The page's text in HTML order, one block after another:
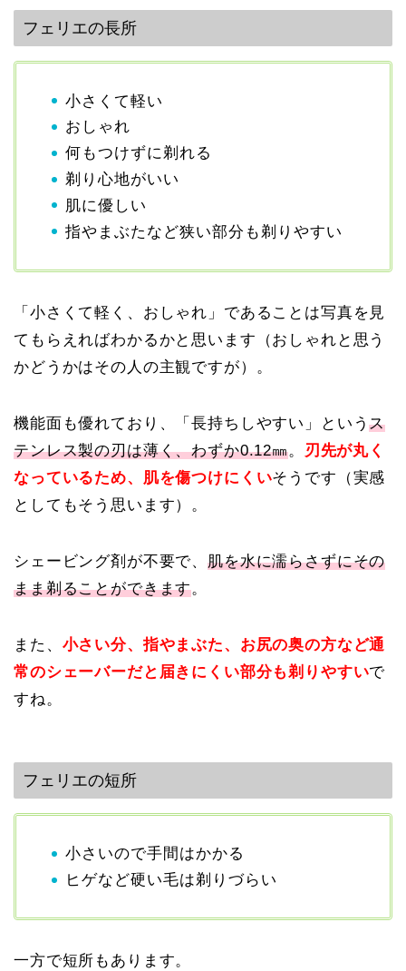
フェリエの長所
小さくて軽い
おしゃれ
何もつけずに剃れる
剃り心地がいい
肌に優しい
指やまぶたなど狭い部分も剃りやすい
「小さくて軽く、おしゃれ」であることは写真を見
てもらえればわかるかと思います（おしゃれと思う
かどうかはその人の主観ですが）。
機能面も優れており、「長持ちしやすい」というス
テンレス製の刃は薄く、わずか0.12㎜。
刃先が丸く
なっているため、肌を傷つけにくいそうです（実感
としてもそう思います）。
シェービング剤が不要で、肌を水に濡らさずにその
まま剃ることができます。
また、 小さい分、指やまぶた、お尻の奥の方など通
常のシェーバーだと届きにくい部分も剃りやすいで
すね。
フェリエの短所
小さいので手間はかかる
ヒゲなど硬い毛は剃りづらい
一方で短所もあります。